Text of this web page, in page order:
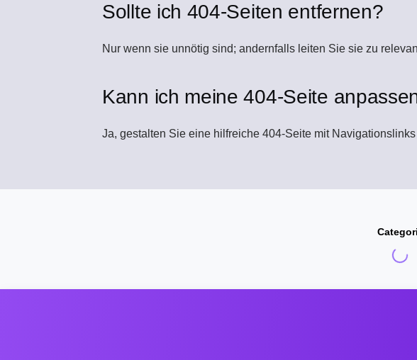
Sollte ich 404-Seiten entfernen?
Nur wenn sie unnötig sind; andernfalls leiten Sie sie zu
Kann ich meine 404-Seite
Ja, gestalten Sie eine hilfreiche 404-Seite mit